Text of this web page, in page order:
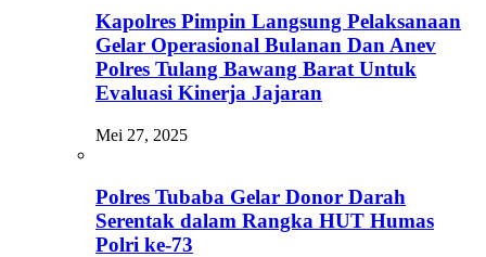
Kapolres Pimpin Langsung Pelaksanaan
Gelar Operasional Bulanan Dan Anev
Polres Tulang Bawang Barat Untuk
Evaluasi Kinerja Jajaran
Mei 27, 2025
Polres Tubaba Gelar Donor Darah
Serentak dalam Rangka HUT Humas
Polri ke-73